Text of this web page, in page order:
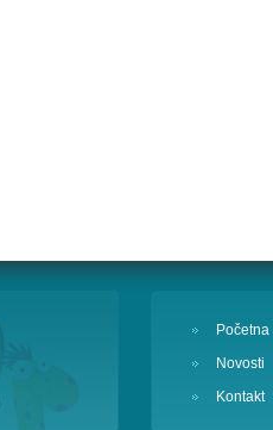
Početna
Novosti
Kontakt